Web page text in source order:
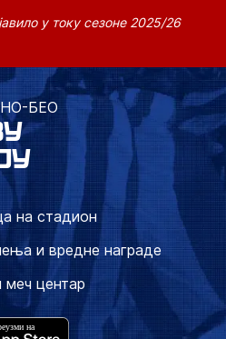
у току сезоне 2025/26
БЕО
на стадион
и вредне награде
меч центар